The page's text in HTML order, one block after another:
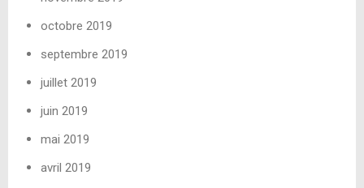
octobre 2019
septembre 2019
juillet 2019
juin 2019
mai 2019
avril 2019